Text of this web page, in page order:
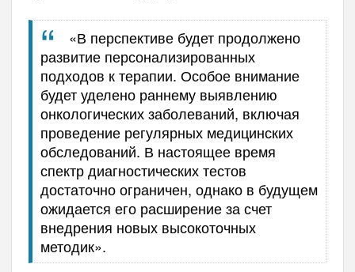
«В перспективе будет продолжено
развитие персонализированных
подходов к терапии. Особое внимание
будет уделено раннему выявлению
онкологических заболеваний, включая
проведение регулярных медицинских
обследований. В настоящее время
спектр диагностических тестов
достаточно ограничен, однако в будущем
ожидается его расширение за счет
внедрения новых высокоточных
методик».